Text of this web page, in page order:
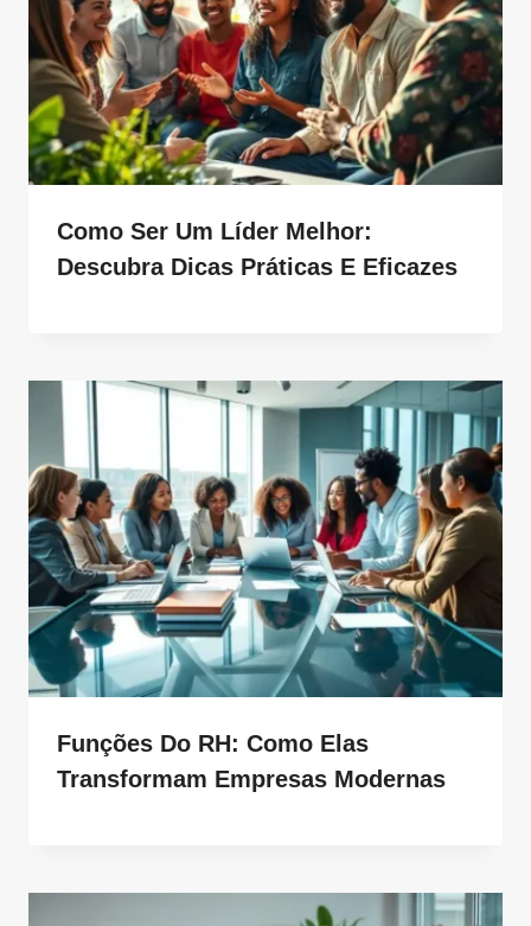
Como Ser Um Líder Melhor:
Descubra Dicas Práticas E Eficazes
Funções Do RH: Como Elas
Transformam Empresas Modernas